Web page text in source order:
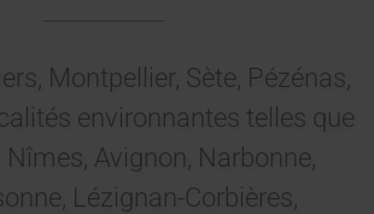
Montpellier, Sète, Pézénas,
environnantes telles que
Nîmes, Avignon, Narbonne,
Lézignan-Corbières,